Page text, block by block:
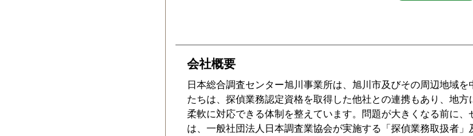
会社概要
日本総合調査センター旭川事業所は、旭川市及びその周辺地域
たちは、探偵業務認定資格を取得した他社との連携もあり、地
柔軟に対応できる体制を整えています。問題が大きくなる前に
は、一般社団法人日本調査業協会が実施する「探偵業務取扱者